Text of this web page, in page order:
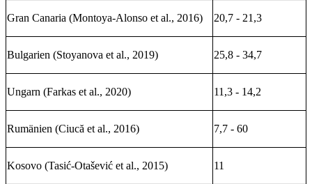
Gran Canaria (Montoya-Alonso et al., 2016) 20,7 - 21,3
Bulgarien (Stoyanova et al., 2019) 25,8 - 34,7
Ungarn (Farkas et al., 2020) 11,3 - 14,2
Rumänien (Ciucă et al., 2016) 7,7 - 60
Kosovo (Tasić-Otašević et al., 2015) 11